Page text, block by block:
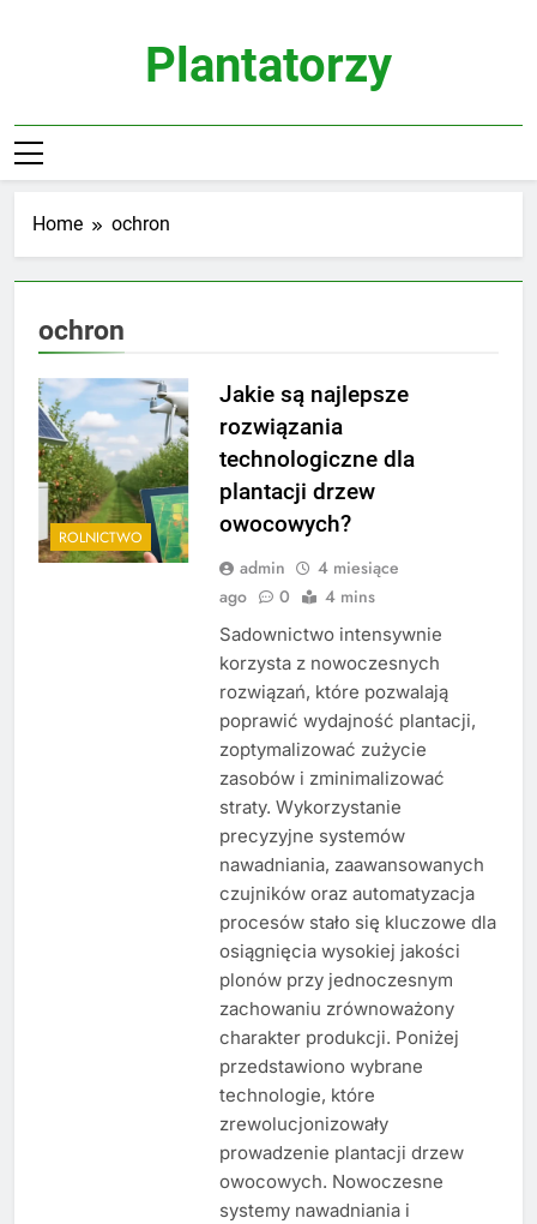
Plantatorzy
Home ochron
ochron
ROLNICTWO
Jakie są najlepsze
rozwiązania
technologiczne dla
plantacji drzew
owocowych?
admin
4 miesiące
ago
0 4 mins
Sadownictwo intensywnie
korzysta z nowoczesnych
rozwiązań, które pozwalają
poprawić wydajność plantacji,
zoptymalizować zużycie
zasobów i zminimalizować
straty. Wykorzystanie
precyzyjne systemów
nawadniania, zaawansowanych
czujników oraz automatyzacja
procesów stało się kluczowe dla
osiągnięcia wysokiej jakości
plonów przy jednoczesnym
zachowaniu zrównoważony
charakter produkcji. Poniżej
przedstawiono wybrane
technologie, które
zrewolucjonizowały
prowadzenie plantacji drzew
owocowych. Nowoczesne
systemy nawadniania i